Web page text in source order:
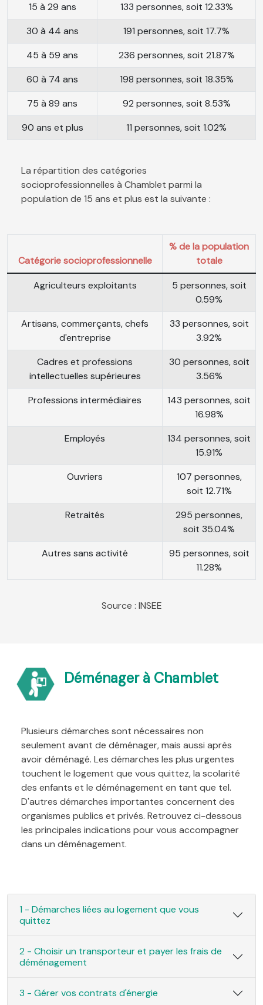
15 à 29 ans
133 personnes, soit 12.33%
30 à 44 ans
191 personnes, soit 17.7%
45 à 59 ans
236 personnes, soit 21.87%
60 à 74 ans
198 personnes, soit 18.35%
75 à 89 ans
92 personnes, soit 8.53%
90 ans et plus
11 personnes, soit 1.02%
La répartition des catégories
socioprofessionnelles à Chamblet parmi la
population de 15 ans et plus est la suivante :
Catégorie socioprofessionnelle
% de la population
totale
Agriculteurs exploitants
5 personnes, soit
0.59%
Artisans, commerçants, chefs
d'entreprise
33 personnes, soit
3.92%
Cadres et professions
intellectuelles supérieures
30 personnes, soit
3.56%
Professions intermédiaires
143 personnes, soit
16.98%
Employés
134 personnes, soit
15.91%
Ouvriers
107 personnes,
soit 12.71%
Retraités
295 personnes,
soit 35.04%
Autres sans activité
95 personnes, soit
11.28%
Source : INSEE
Déménager à Chamblet
Plusieurs démarches sont nécessaires non
seulement avant de déménager, mais aussi après
avoir déménagé. Les démarches les plus urgentes
touchent le logement que vous quittez, la scolarité
des enfants et le déménagement en tant que tel.
D'autres démarches importantes concernent des
organismes publics et privés. Retrouvez ci-dessous
les principales indications pour vous accompagner
dans un déménagement.
1 - Démarches liées au logement que vous
quittez
2 - Choisir un transporteur et payer les frais de
déménagement
3 - Gérer vos contrats d'énergie